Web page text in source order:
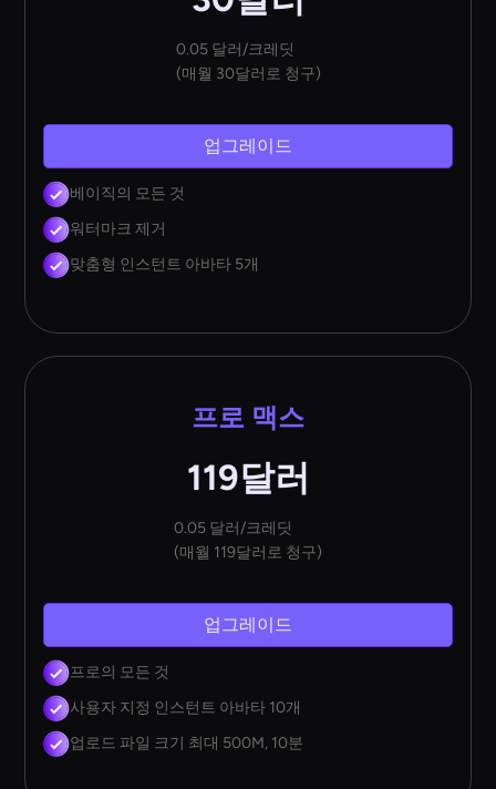
0.05 달러/크레딧
(매월 30달러로 청구)
업그레이드
베이직의 모든 것
워터마크 제거
맞춤형 인스턴트 아바타 5개
프로 맥스
119달러
0.05 달러/크레딧
(매월 119달러로 청구)
업그레이드
프로의 모든 것
사용자 지정 인스턴트 아바타 10개
업로드 파일 크기 최대 500M, 10분